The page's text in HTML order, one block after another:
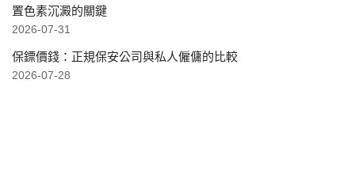
置色素沉澱的關鍵
2026-07-31
保鏢價錢：正規保安公司與私人僱傭的比較
2026-07-28